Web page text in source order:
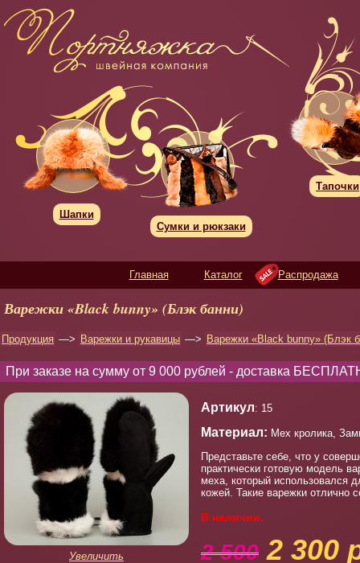
Шапки
Сумки и рюкзаки
Тапочки
Главная Каталог Распродажа
Варежки «Black bunny» (Блэк банни)
Продукция —> Варежки и рукавицы —> Варежки «Black bunny» (Блэк
При заказе на сумму от 9 000 рублей - доставка
Увеличить
Артикул: 15
Материал: Мех кролика,
Представьте себе, что у
практически готовую модель
меха, который использовался
кожей. Такие варежки отлично
В наличии.
2 500 2 300